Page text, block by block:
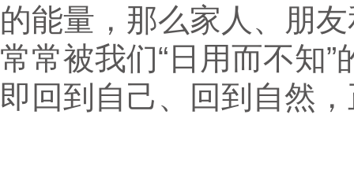
的能量，那么家人、朋
常常被我们“日用而不知
即回到自己、回到自然